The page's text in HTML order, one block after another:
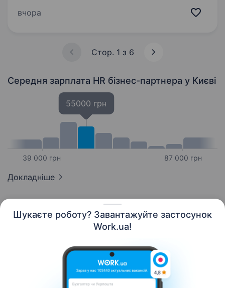
Шукаєте роботу? Завантажуйте застосунок
Work.ua!
інноваційному проєкту monobank, спільному
вчора
Стор. 1 з 6
Середня зарплата HR бізнес-партнера у Києві
39 000 грн
55000 грн
87 000 грн
Докладніше